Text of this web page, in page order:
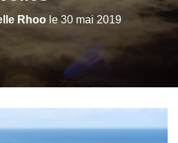
Rhoole30 mai 2019